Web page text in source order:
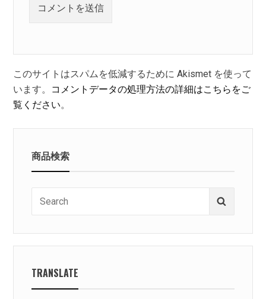
このサイトはスパムを低減するために Akismet を使って
います。 コメントデータの処理方法の詳細はこちらをご
覧ください。
商品検索
TRANSLATE